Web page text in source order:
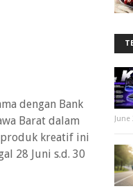
dengan Bank
Barat dalam
produk kreatif ini
28 Juni s.d. 30
June